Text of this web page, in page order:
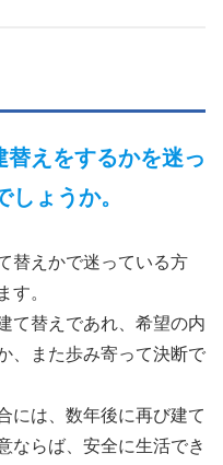
えをするかを迷っ
ょうか。
替えかで迷っている方
す。
て替えであれ、希望の内
、また歩み寄って決断で
には、数年後に再び建て
ならば、安全に生活でき